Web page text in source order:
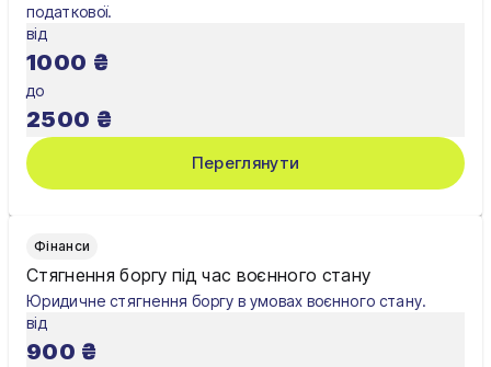
Львів
податкової.
від
1000 ₴
до
2500 ₴
Переглянути
Фінанси
Стягнення боргу під час воєнного стану
Юридичне стягнення боргу в умовах воєнного стану.
від
900 ₴